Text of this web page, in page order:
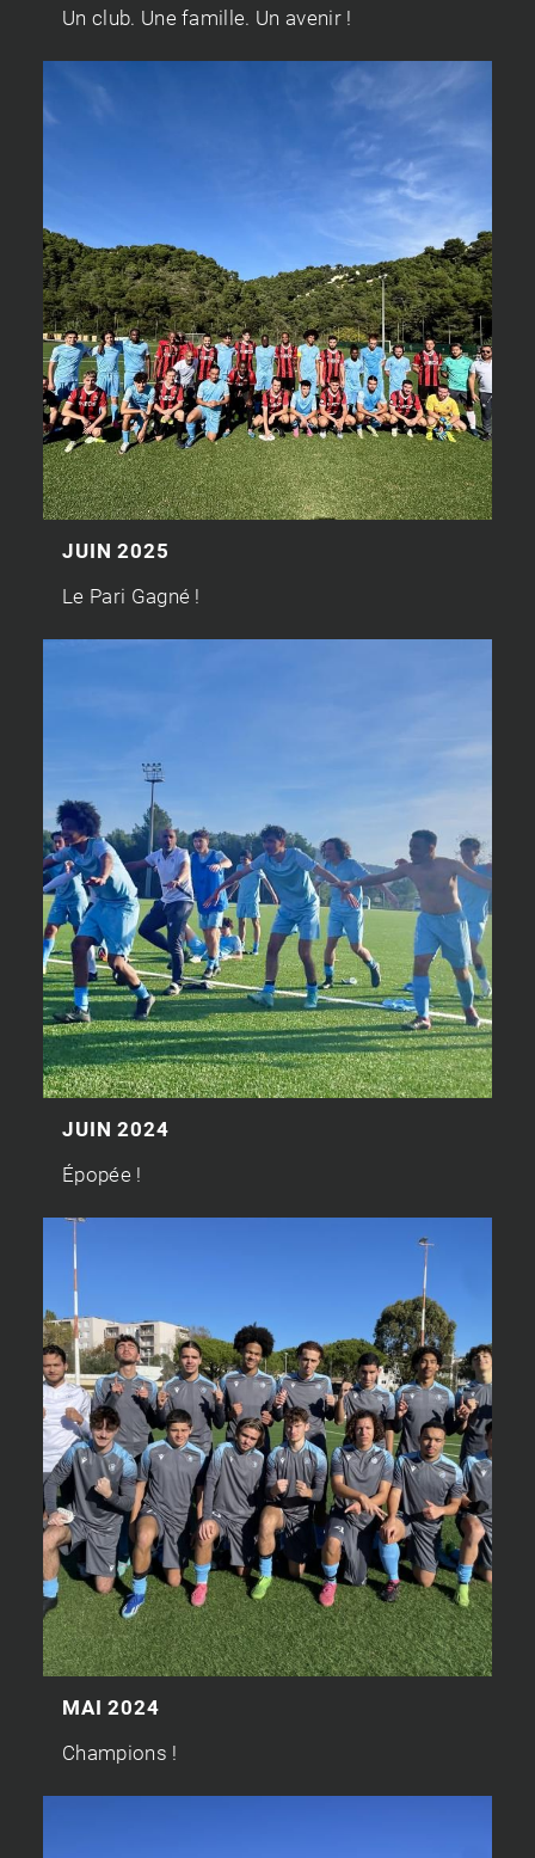
Un club. Une famille. Un avenir !
JUIN 2025
Le Pari Gagné !
JUIN 2024
Épopée !
MAI 2024
Champions !